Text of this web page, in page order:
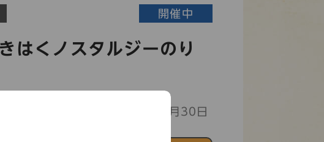
開催中
はくノスタルジーのり
年07月11日(土) 〜 2026年08月30日